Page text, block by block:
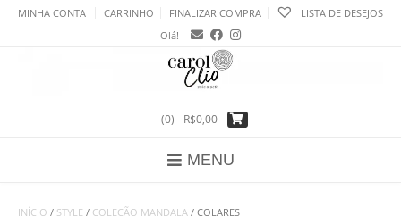
SkipMINHA CONTA CARRINHO FINALIZAR COMPRA
LISTA DE DESEJOS
Olá!
(0) - R$0,00
MENU
INÍCIO / STYLE / COLEÇÃO MANDALA / COLARES